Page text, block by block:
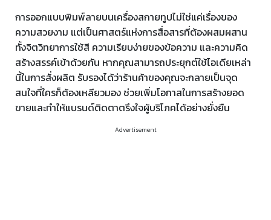
การออกแบบพิมพ์ลายบนเครื่องสกายทูปไม่ใช่แค่เรื่องของ
ความสวยงาม แต่เป็นศาสตร์แห่งการสื่อสารที่ต้องผสมผสาน
ทั้งจิตวิทยาการใช้สี ความเรียบง่ายของข้อความ และความคิด
สร้างสรรค์เข้าด้วยกัน หากคุณสามารถประยุกต์ใช้ไอเดียเหล่า
นี้ในการสั่งผลิต รับรองได้ว่าร้านค้าของคุณจะกลายเป็นจุด
สนใจที่ใครก็ต้องเหลียวมอง ช่วยเพิ่มโอกาสในการสร้างยอด
ขายและทำให้แบรนด์ติดตาตรึงใจผู้บริโภคได้อย่างยั่งยืน
Advertisement